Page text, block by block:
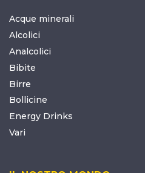
Acque minerali
Alcolici
Analcolici
Bibite
Birre
Bollicine
Energy Drinks
Vari